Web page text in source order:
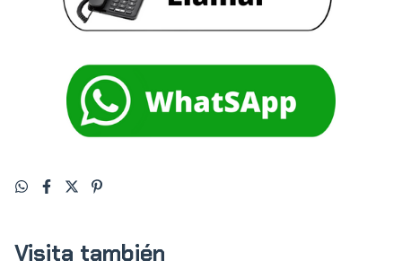
Visita también